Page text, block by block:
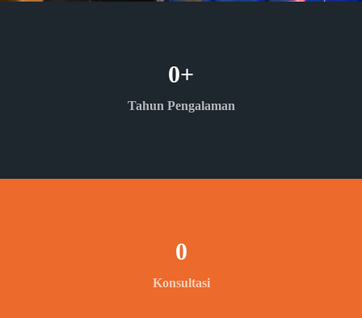
Tahun Pengalaman
0+
Konsultasi
0